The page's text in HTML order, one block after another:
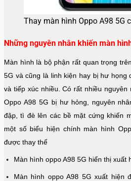
Thay màn hình Oppo A98 5G
Những nguyên nhân khiến màn
Màn hình là bộ phận rất quan trọng
5G và cũng là linh kiện hay bị hư họng
và tiếp xúc nhiều. Có rất nhiều
Oppo A98 5G bị hư hỏng, nguyên
đập, tì đè lên các bề mặt cứng khiến
một số biểu hiện chính màn hình
được thay thế
Màn hình oppo A98 5G hiển thị xuất
Màn hình oppo A98 5G xuất hiện